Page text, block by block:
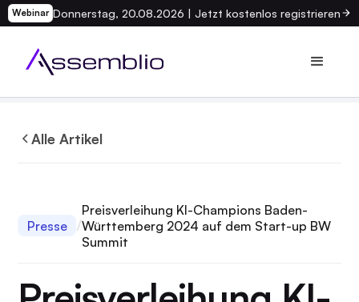
Webinar Donnerstag, 20.08.2026 | Jetzt kostenlos registrieren
Alle Artikel
Presse
Preisverleihung KI-Champions Baden-
Württemberg 2024 auf dem Start-up BW
Summit